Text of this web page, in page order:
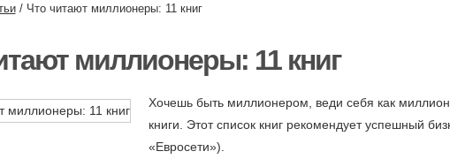
/ Что читают миллионеры: 11 книг
миллионеры: 11 книг
Хочешь быть миллионером, веди себя как
книги. Этот список книг рекомендует успешный
«Евросети»).